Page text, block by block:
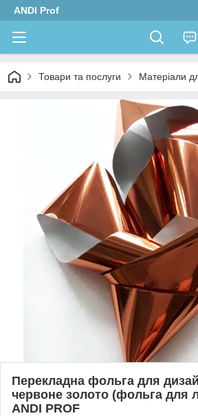
ANDI Prof
Товари та послуги Матеріали
Перекладна фольга для
червоне золото (фольга для
ANDI PROF